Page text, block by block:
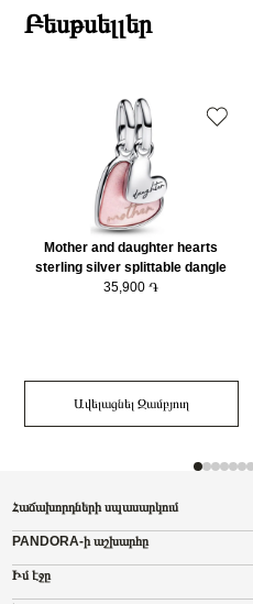
Բեսթսելլեր
Mother and daughter hearts
sterling silver splittable dangle
with pink bioresin man-made
35,900 ֏
Ավելացնել Զամբյուղ
Հաճախորդների սպասարկում
PANDORA-ի աշխարհը
Իմ էջը